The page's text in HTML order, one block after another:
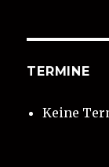
TERMINE
Keine